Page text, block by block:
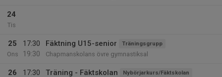
24
Tis
25
Ons
17:30
19:30
Fäktning U15-senior Träningsgrupp
Chapmanskolans övre gymnastiksal
26
17:30
Träning - Fäktskolan Nybörjarkurs/Fäktskolan